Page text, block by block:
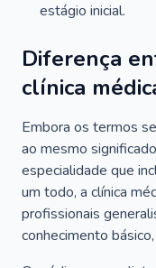
estágio inicial.
Diferença
clínica
Embora os termos
ao mesmo
especialidade que
um todo, a clínica
profissionais
conhecimento